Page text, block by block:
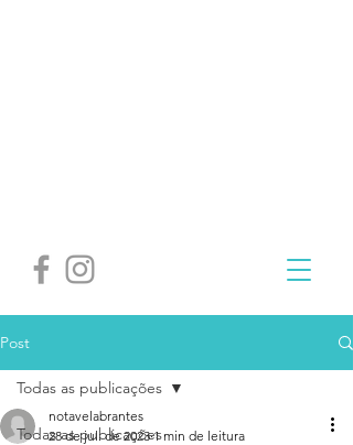
Post
Todas as publicações
Todas as publicações
notavelabrantes
28 de jul. de 2023 1 min de leitura